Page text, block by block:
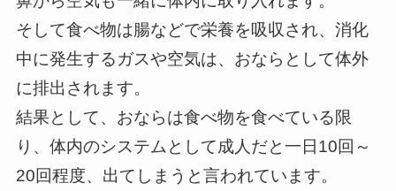
そして食べ物は腸などで栄養を吸収され、消化
中に発生するガスや空気は、おならとして体外
に排出されます。
結果として、おならは食べ物を食べている限
り、体内のシステムとして成人だと一日10回～
20回程度、出てしまうと言われています。